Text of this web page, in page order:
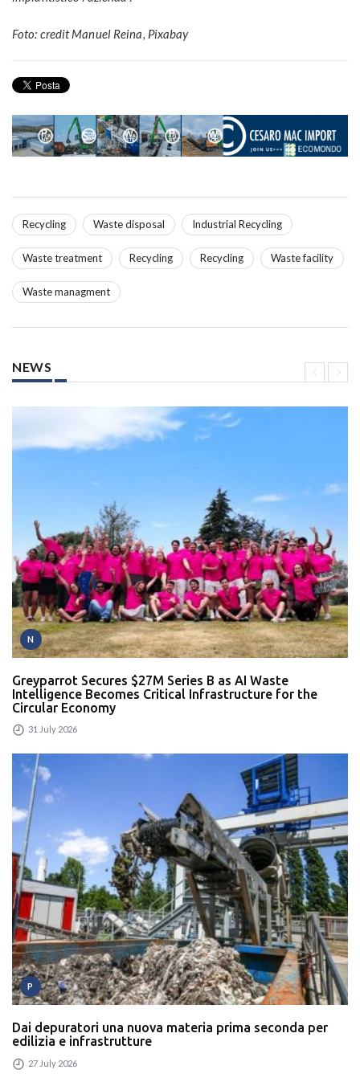
Foto: credit Manuel Reina, Pixabay
Recycling Waste disposal Industrial Recycling
Waste treatment Recycling Recycling Waste facility
Waste managment
NEWS
N
Greyparrot Secures $27M Series B as AI Waste
Intelligence Becomes Critical Infrastructure for the
Circular Economy
31 July 2026
P
Dai depuratori una nuova materia prima seconda per
edilizia e infrastrutture
27 July 2026